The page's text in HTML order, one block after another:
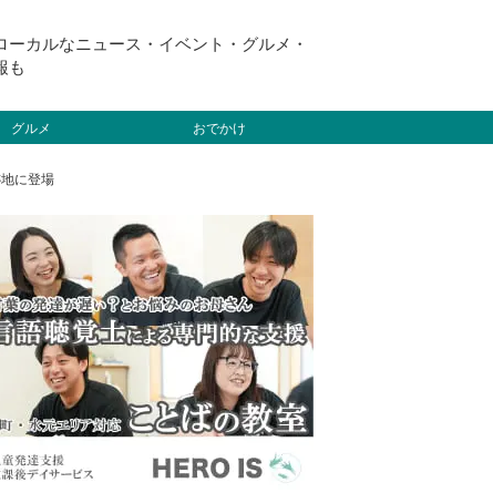
カルなニュース・イベント・グルメ・
も
グルメ おでかけ
に登場